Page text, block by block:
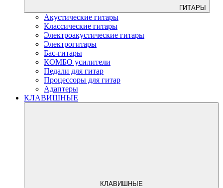
ГИТАРЫ
Акустические гитары
Классические гитары
Электроакустические гитары
Электрогитары
Бас-гитары
КОМБО усилители
Педали для гитар
Процессоры для гитар
Адаптеры
КЛАВИШНЫЕ
КЛАВИШНЫЕ